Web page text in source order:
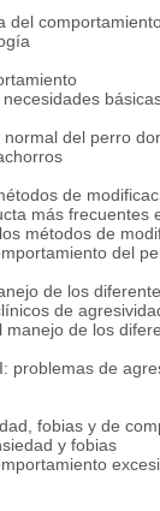
del
del perro
de
más frecuentes
métodos de
del
de los
de
de los
problemas de
fobias y de
y fobias